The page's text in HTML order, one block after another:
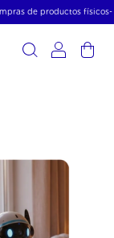
de productos físicos-